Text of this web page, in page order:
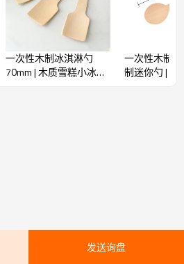
一次性木制冰淇淋勺
70mm | 木质雪糕小冰铲
一次性木制
制迷你勺 | 木
发送询盘